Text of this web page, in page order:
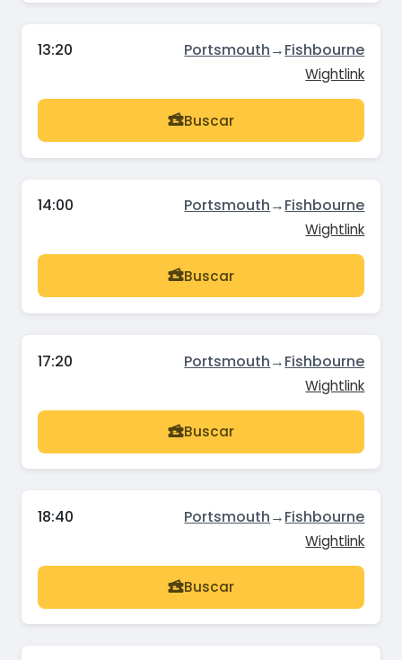
13:20 Portsmouth→Fishbourne
Wightlink
Buscar
14:00 Portsmouth→Fishbourne
Wightlink
Buscar
17:20 Portsmouth→Fishbourne
Wightlink
Buscar
18:40 Portsmouth→Fishbourne
Wightlink
Buscar